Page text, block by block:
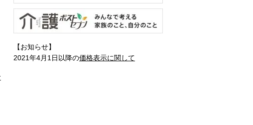
【お知らせ】
2021年4月1日以降の価格表示に関して